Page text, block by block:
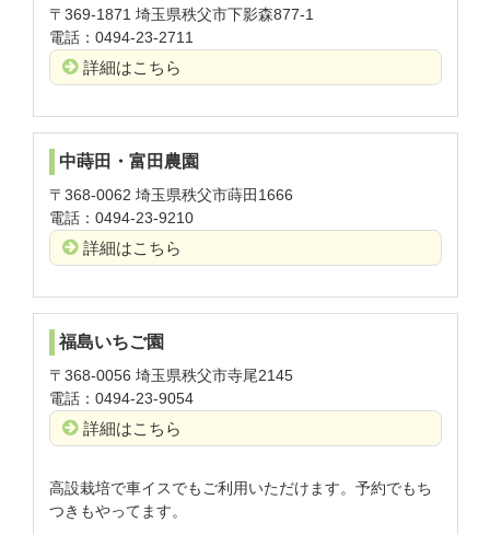
〒369-1871 埼玉県秩父市下影森877-1
電話：0494-23-2711
詳細はこちら
中蒔田・富田農園
〒368-0062 埼玉県秩父市蒔田1666
電話：0494-23-9210
詳細はこちら
福島いちご園
〒368-0056 埼玉県秩父市寺尾2145
電話：0494-23-9054
詳細はこちら
高設栽培で車イスでもご利用いただけます。予約でもち
つきもやってます。